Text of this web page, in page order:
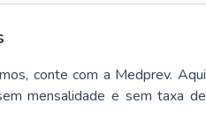
, conte com a Medprev. Aqui
mensalidade e sem taxa de